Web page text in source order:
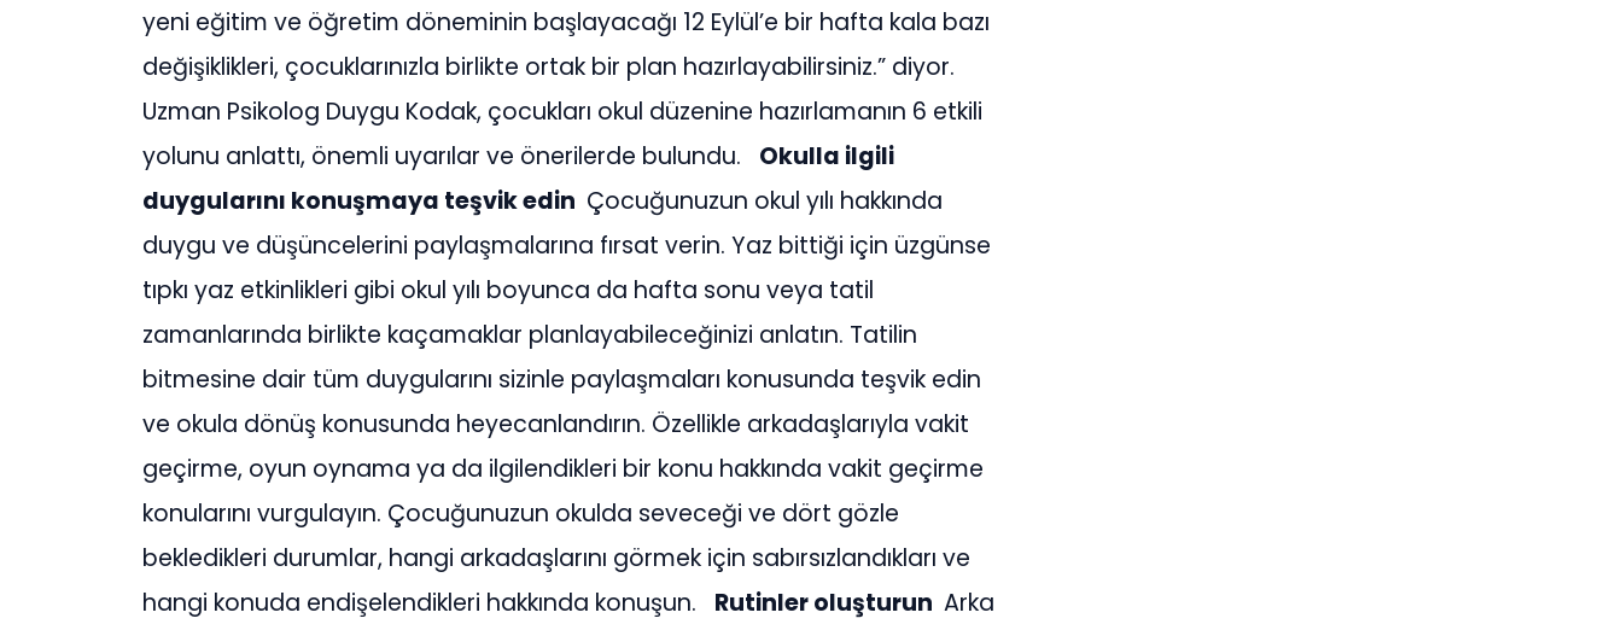
yeni eğitim ve öğretim döneminin başlayacağı 12 Eylül’e bir hafta kala bazı
değişiklikleri, çocuklarınızla birlikte ortak bir plan hazırlayabilirsiniz.” diyor.
Uzman Psikolog Duygu Kodak, çocukları okul düzenine hazırlamanın 6 etkili
yolunu anlattı, önemli uyarılar ve önerilerde bulundu. Okulla ilgili
duygularını konuşmaya teşvik edin Çocuğunuzun okul yılı hakkında
duygu ve düşüncelerini paylaşmalarına fırsat verin. Yaz bittiği için üzgünse
tıpkı yaz etkinlikleri gibi okul yılı boyunca da hafta sonu veya tatil
zamanlarında birlikte kaçamaklar planlayabileceğinizi anlatın. Tatilin
bitmesine dair tüm duygularını sizinle paylaşmaları konusunda teşvik edin
ve okula dönüş konusunda heyecanlandırın. Özellikle arkadaşlarıyla vakit
geçirme, oyun oynama ya da ilgilendikleri bir konu hakkında vakit geçirme
konularını vurgulayın. Çocuğunuzun okulda seveceği ve dört gözle
bekledikleri durumlar, hangi arkadaşlarını görmek için sabırsızlandıkları ve
hangi konuda endişelendikleri hakkında konuşun. Rutinler oluşturun Arka